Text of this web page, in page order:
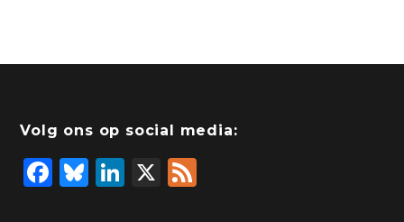
Volg ons op social media:
F
Bl
Li X